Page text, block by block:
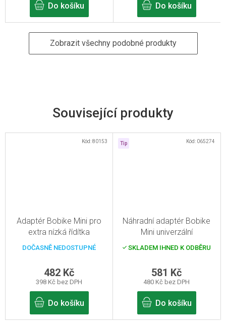
Související produkty
Adaptér Bobike Mini pro
extra nízká řídítka
DOČASNĚ NEDOSTUPNÉ
398 Kč bez DPH
482 Kč
Do košíku
Kód:80153 Tip
Náhradní adaptér Bobike
Mini univerzální
SKLADEM IHNED K ODBĚRU
480 Kč bez DPH
581 Kč
Do košíku
Kód: 065274
Do košíku Do košíku
Zobrazit všechny podobné produkty